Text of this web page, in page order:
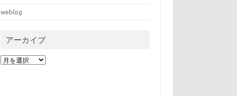
weblog
アーカイブ
ア